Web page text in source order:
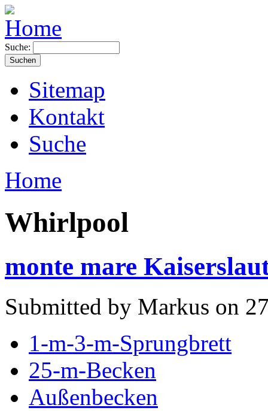
Suche:
Sitemap
Kontakt
Suche
Home
Whirlpool
monte mare
Submitted by Markus on
1-m-3-m-Sprungbrett
25-m-Becken
Außenbecken